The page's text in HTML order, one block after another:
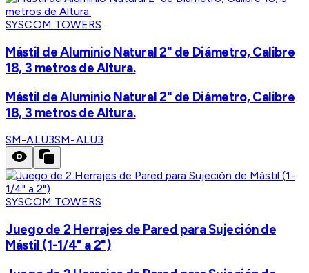
SYSCOM TOWERS
Mástil de Aluminio Natural 2" de Diámetro, Calibre
18, 3 metros de Altura.
Mástil de Aluminio Natural 2" de Diámetro, Calibre
18, 3 metros de Altura.
SM-ALU3SM-ALU3
SYSCOM TOWERS
Juego de 2 Herrajes de Pared para Sujeción de
Mástil (1-1/4" a 2")